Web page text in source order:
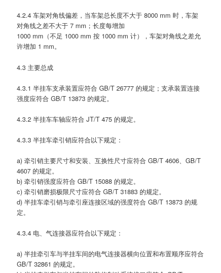
4.2.4 车架对角线偏差，当车架总长度不大于 8000 mm 时，车架
对角线之差不大于 7 mm；长度每增加
1000 mm（不足 1000 mm 按 1000 mm 计），车架对角线之差允
许增加 1 mm。
4.3 主要总成
4.3.1 半挂车支承装置应符合 GB/T 26777 的规定；支承装置连接
强度应符合 GB/T 13873 的规定。
4.3.2 半挂车车轴应符合 JT/T 475 的规定。
4.3.3 半挂车牵引销应符合以下规定：
a) 牵引销主要尺寸和安装、互换性尺寸应符合 GB/T 4606、GB/T
4607 的规定。
b) 牵引销强度应符合 GB/T 15088 的规定。
c) 牵引销磨损极限尺寸应符合 GB/T 31883 的规定。
d) 半挂车牵引销与牵引座连接区域的强度符合 GB/T 13873 的规
定。
4.3.4 电、气连接器应符合以下规定：
a) 半挂牵引车与半挂车间的电气连接器横向位置和布置顺序应符合
GB/T 32861 的规定。